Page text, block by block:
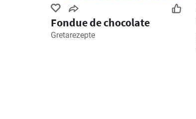
Fondue de chocolate
Gretarezepte